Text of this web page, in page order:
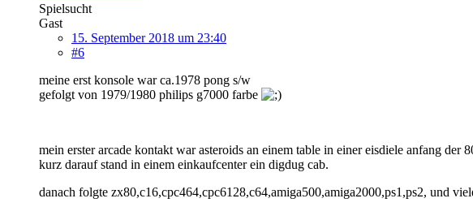
Spielsucht
Gast
15. September 2018 um 23:40
#6
meine erst konsole war ca.1978 pong s/w
gefolgt von 1979/1980 philips g7000 farbe
mein erster arcade kontakt war asteroids an einem table in einer eisdiele anfang der
kurz darauf stand in einem einkaufcenter ein digdug cab.
danach folgte zx80,c16,cpc464,cpc6128,c64,amiga500,amiga2000,ps1,ps2, und